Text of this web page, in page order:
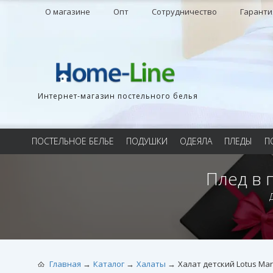
О магазине Опт Сотрудничество
Интернет-магазин постельного белья
ПОСТЕЛЬНОЕ БЕЛЬЕ ПОДУШКИ ОДЕЯЛА ПЛЕДЫ
Плед в
Главная Каталог Халаты Халат детский Lotus